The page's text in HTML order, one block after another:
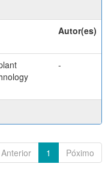
Autor(es)
-
Anterior 1 Póximo